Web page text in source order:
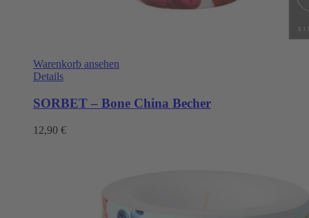
Warenkorb ansehen
Details
SORBET – Bone China Becher
12,90 €